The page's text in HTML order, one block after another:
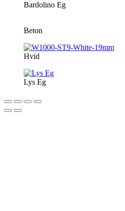
Bardolino Eg
Beton
Hvid
Lys Eg